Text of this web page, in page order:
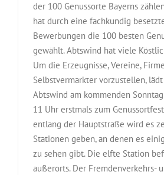
der 100 Genussorte Bayerns
hat durch eine fachkundig
Bewerbungen die 100 besten
gewählt. Abtswind hat viele
Um die Erzeugnisse, Vereine,
Selbstvermarkter vorzustellen,
Abtswind am kommenden
11 Uhr erstmals zum
entlang der Hauptstraße wird es
Stationen geben, an denen es
zu sehen gibt. Die elfte Station
außerorts. Der Fremdenverkehrs-